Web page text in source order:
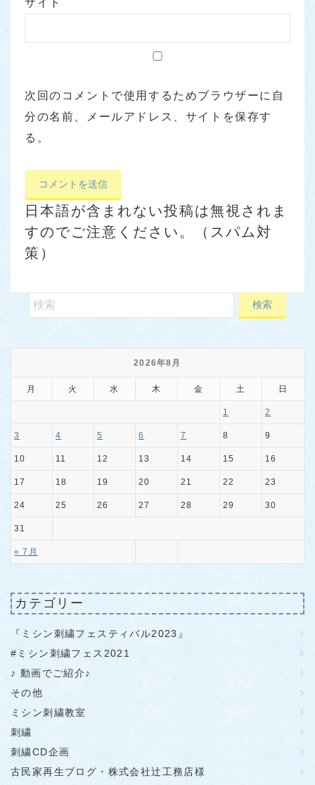
サイト
次回のコメントで使用するためブラウザーに自
分の名前、メールアドレス、サイトを保存す
る。
日本語が含まれない投稿は無視されま
すのでご注意ください。（スパム対
策）
2026年8月
月 火 水 木 金 土 日
« 7月
1 2
3 4 5 6 7 8 9
10 11 12 13 14 15 16
17 18 19 20 21 22 23
24 25 26 27 28 29 30
31
カテゴリー
『ミシン刺繍フェスティバル2023』
#ミシン刺繍フェス2021
♪ 動画でご紹介♪
その他
ミシン刺繍教室
刺繍
刺繍CD企画
古民家再生ブログ・株式会社辻工務店様